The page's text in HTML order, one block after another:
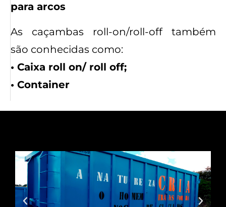
para arcos
As caçambas roll-on/roll-off também
são conhecidas como:
• Caixa roll on/ roll off;
• Container